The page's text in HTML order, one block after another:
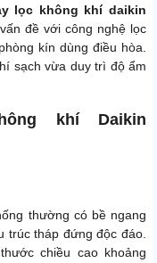
lọc không khí daikin
đề với công nghệ lọc
kín dùng điều hòa.
sạch vừa duy trì độ ẩm
khí Daikin
thường có bề ngang
trúc tháp đứng độc đáo.
chiều cao khoảng